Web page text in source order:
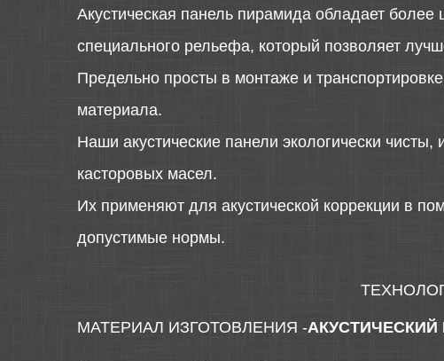
Акустическая панель пирамида обладает
специального рельефа, который позволяет
Предельно просты в монтаже и
материала.
Наши акустические панели экологически
касторовых масел.
Их применяют для акустической коррекции в
допустимые нормы.
МАТЕРИАЛ ИЗГОТОВЛЕНИЯ -